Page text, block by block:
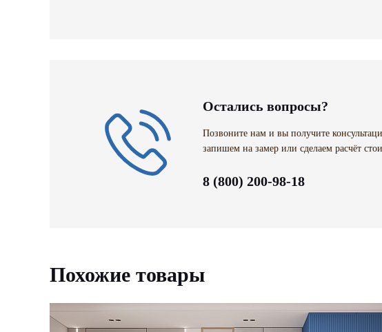
Остались вопросы?
Позвоните нам и вы получите
запишем на замер или сделаем расчёт
8 (800) 200-98-18
Похожие товары